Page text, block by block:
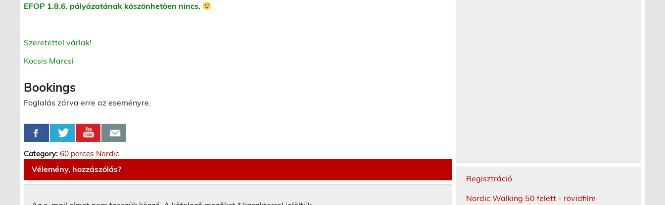
EFOP 1.8.6. pályázatának köszönhetően nincs.
Szeretettel várlak!
Kocsis Marcsi
Bookings
Foglalás zárva erre az eseményre.
Category:60 perces Nordic
Vélemény, hozzászólás?
Regisztráció
Nordic Walking 50 felett - rövidfilm